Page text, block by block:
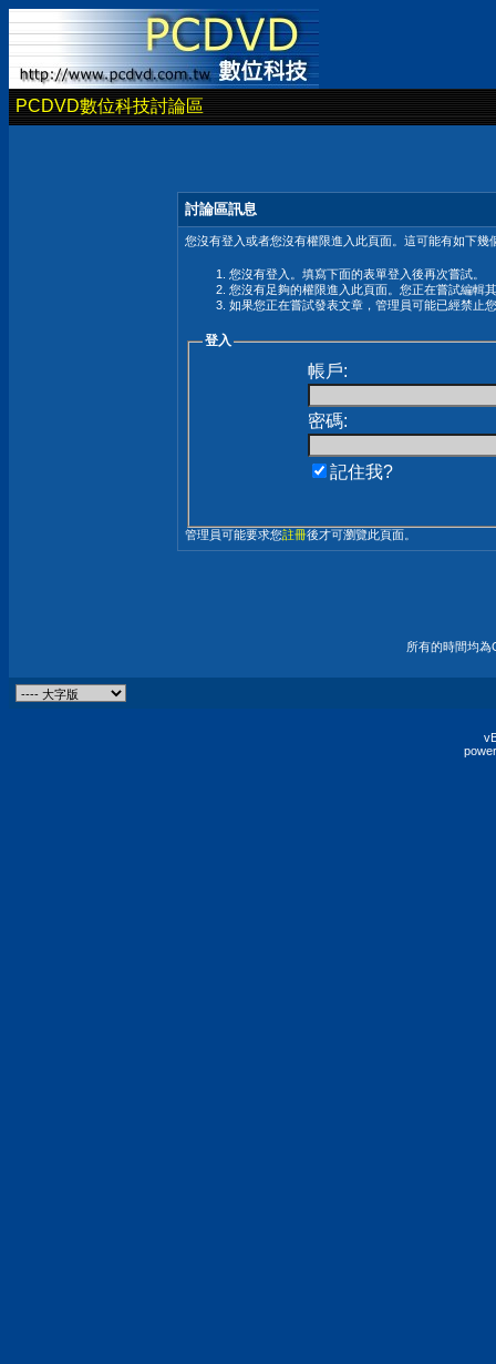
PCDVD數位科技討論區
討論區訊息
您沒有登入或者您沒有權限進入此頁面。這可能有如下幾
您沒有登入。填寫下面的表單登入後再次嘗試。
您沒有足夠的權限進入此頁面。您正在嘗試編輯
如果您正在嘗試發表文章，管理員可能已經禁止
登入
帳戶:
密碼:
記住我?
管理員可能要求您註冊後才可瀏覽此頁面。
所有的時間均為